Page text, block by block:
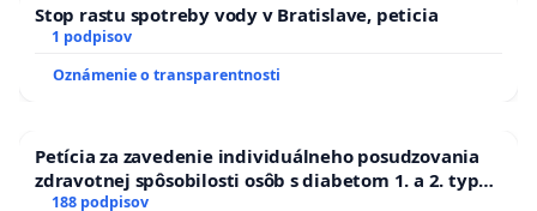
Stop rastu spotreby vody v Bratislave, peticia
1 podpisov
Oznámenie o transparentnosti
Petícia za zavedenie individuálneho posudzovania
zdravotnej spôsobilosti osôb s diabetom 1. a 2. typu
pri prijímaní do Policajného zboru SR
188 podpisov